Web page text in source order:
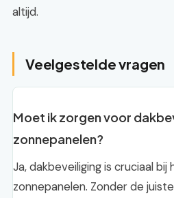
altijd.
Veelgestelde vragen
Moet ik zorgen voor
zonnepanelen?
Ja, dakbeveiliging is cruciaal
zonnepanelen. Zonder de